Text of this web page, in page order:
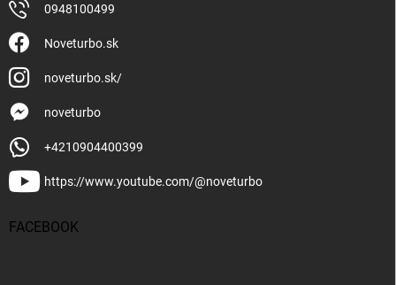
0948100499
Noveturbo.sk
noveturbo.sk/
noveturbo
+4210904400399
https://www.youtube.com/@noveturbo
FACEBOOK